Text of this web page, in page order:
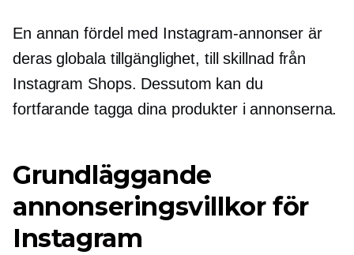
En annan fördel med Instagram-annonser är
deras globala tillgänglighet, till skillnad från
Instagram Shops. Dessutom kan du
fortfarande tagga dina produkter i annonserna.
Grundläggande
annonseringsvillkor för
Instagram